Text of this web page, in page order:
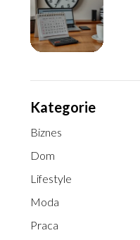
Kategorie
Biznes
Dom
Lifestyle
Moda
Praca